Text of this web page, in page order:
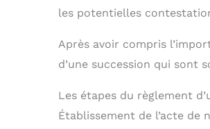
les potentielles
Après avoir compris
d’une succession qui sont
Les étapes du règlement
Établissement de l’acte de